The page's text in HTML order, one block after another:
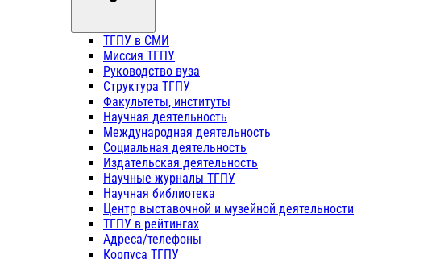
ТГПУ в СМИ
Миссия ТГПУ
Руководство вуза
Структура ТГПУ
Факультеты, институты
Научная деятельность
Международная деятельность
Социальная деятельность
Издательская деятельность
Научные журналы ТГПУ
Научная библиотека
Центр выставочной и музейной деятельности
ТГПУ в рейтингах
Адреса/телефоны
Корпуса ТГПУ